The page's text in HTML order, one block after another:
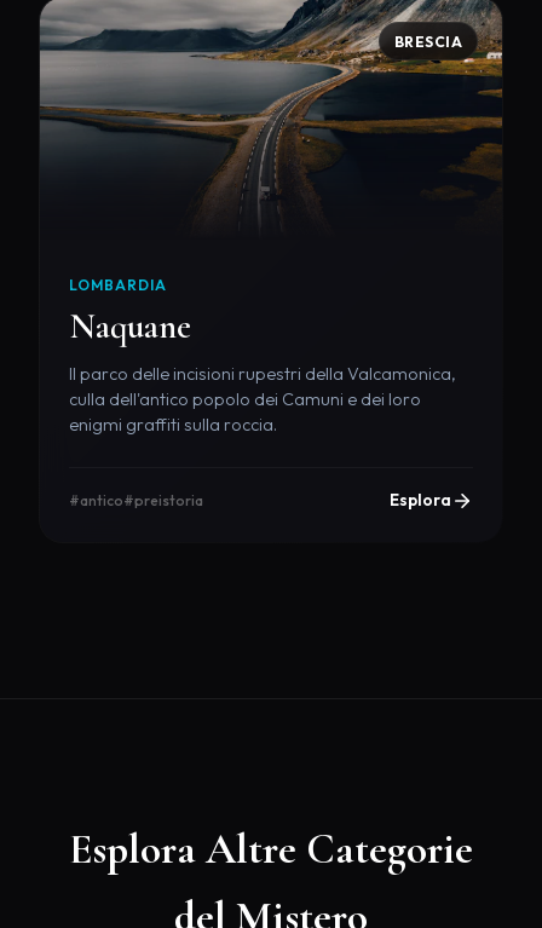
BRESCIA
LOMBARDIA
Naquane
Il parco delle incisioni rupestri della Valcamonica,
culla dell'antico popolo dei Camuni e dei loro
enigmi graffiti sulla roccia.
#antico#preistoria Esplora
Esplora Altre Categorie
del Mistero